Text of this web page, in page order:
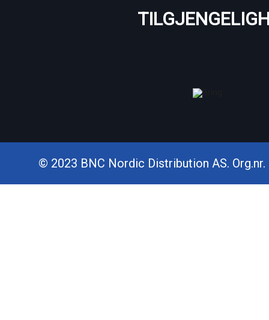
© 2023 BNC Nordic Distribution AS.